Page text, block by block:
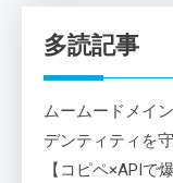
多読記事
ムームードメイ
デンティティを
【コピペ×APIで